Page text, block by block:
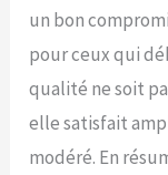
un bon
pour ceux qui
qualité ne soit
elle satisfait
modéré. En